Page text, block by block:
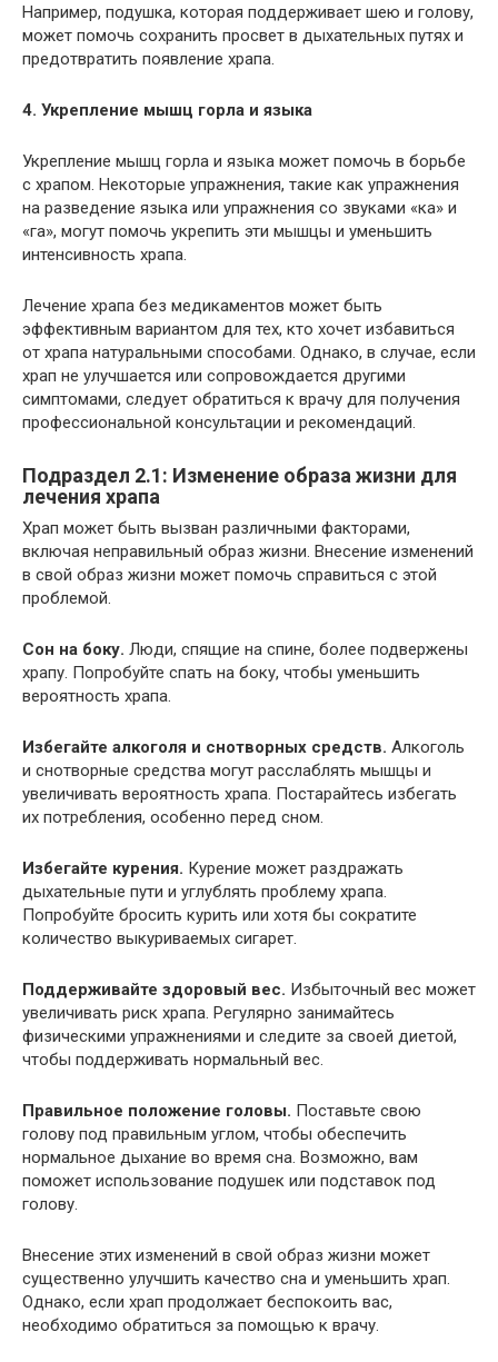
Например, подушка, которая поддерживает шею и голову,
может помочь сохранить просвет в дыхательных путях и
предотвратить появление храпа.
4. Укрепление мышц горла и языка
Укрепление мышц горла и языка может помочь в борьбе
с храпом. Некоторые упражнения, такие как упражнения
на разведение языка или упражнения со звуками «ка» и
«га», могут помочь укрепить эти мышцы и уменьшить
интенсивность храпа.
Лечение храпа без медикаментов может быть
эффективным вариантом для тех, кто хочет избавиться
от храпа натуральными способами. Однако, в случае, если
храп не улучшается или сопровождается другими
симптомами, следует обратиться к врачу для получения
профессиональной консультации и рекомендаций.
Подраздел 2.1: Изменение образа жизни для
лечения храпа
Храп может быть вызван различными факторами,
включая неправильный образ жизни. Внесение изменений
в свой образ жизни может помочь справиться с этой
проблемой.
Сон на боку. Люди, спящие на спине, более подвержены
храпу. Попробуйте спать на боку, чтобы уменьшить
вероятность храпа.
Избегайте алкоголя и снотворных средств. Алкоголь
и снотворные средства могут расслаблять мышцы и
увеличивать вероятность храпа. Постарайтесь избегать
их потребления, особенно перед сном.
Избегайте курения. Курение может раздражать
дыхательные пути и углублять проблему храпа.
Попробуйте бросить курить или хотя бы сократите
количество выкуриваемых сигарет.
Поддерживайте здоровый вес. Избыточный вес может
увеличивать риск храпа. Регулярно занимайтесь
физическими упражнениями и следите за своей диетой,
чтобы поддерживать нормальный вес.
Правильное положение головы. Поставьте свою
голову под правильным углом, чтобы обеспечить
нормальное дыхание во время сна. Возможно, вам
поможет использование подушек или подставок под
голову.
Внесение этих изменений в свой образ жизни может
существенно улучшить качество сна и уменьшить храп.
Однако, если храп продолжает беспокоить вас,
необходимо обратиться за помощью к врачу.